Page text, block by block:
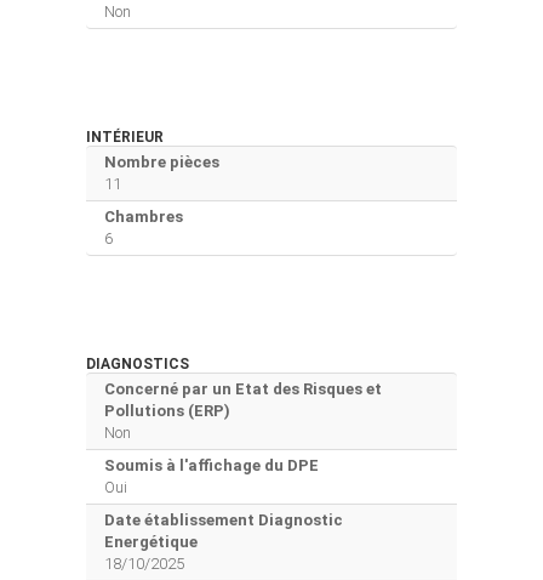
Non
INTÉRIEUR
Nombre pièces
11
Chambres
6
DIAGNOSTICS
Concerné par un Etat des Risques et
Pollutions (ERP)
Non
Soumis à l'affichage du DPE
Oui
Date établissement Diagnostic
Energétique
18/10/2025